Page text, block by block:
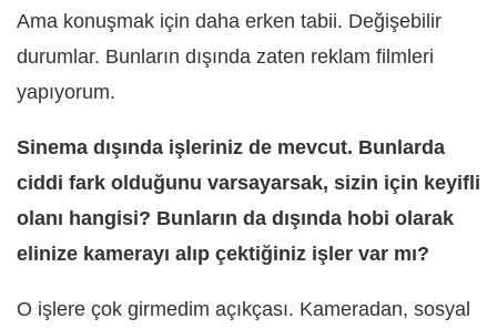
Ama konuşmak için daha erken tabii. Değişebilir
durumlar. Bunların dışında zaten reklam filmleri
yapıyorum.
Sinema dışında işleriniz de mevcut. Bunlarda
ciddi fark olduğunu varsayarsak, sizin için keyifli
olanı hangisi? Bunların da dışında hobi olarak
elinize kamerayı alıp çektiğiniz işler var mı?
O işlere çok girmedim açıkçası. Kameradan, sosyal